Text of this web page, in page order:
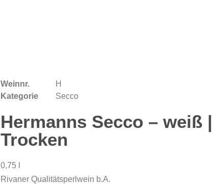
Weinnr.
H
Kategorie
Secco
Hermanns Secco – weiß |
Trocken
0,75 l
Rivaner Qualitätsperlwein b.A.